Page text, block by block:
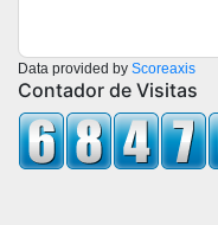
Data provided by Scoreaxis
Contador de Visitas